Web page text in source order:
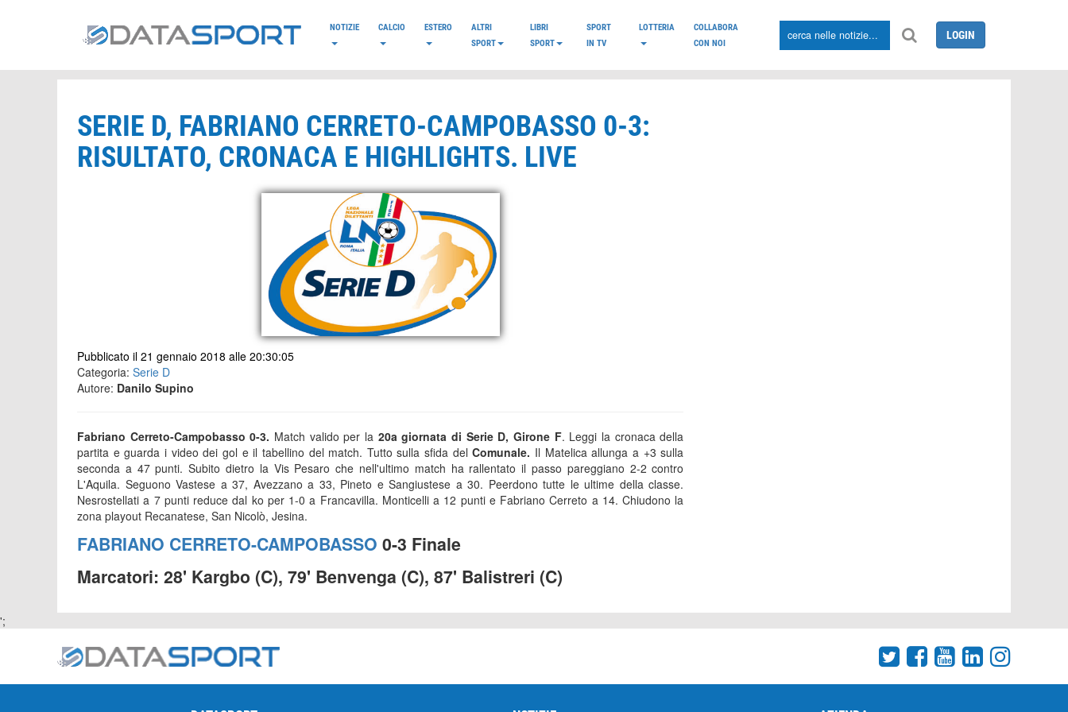
NOTIZIE CALCIO ESTERO
ALTRI
SPORT
LIBRI
SPORT
SPORT
IN TV
LOTTERIA
COLLABORA
CON NOI
LOGIN
SERIE D, FABRIANO CERRETO-CAMPOBASSO 0-3:
RISULTATO, CRONACA E HIGHLIGHTS. LIVE
Pubblicato il 21 gennaio 2018 alle 20:30:05
Categoria: Serie D
Autore: Danilo Supino
Fabriano Cerreto-Campobasso 0-3. Match valido per la 20a giornata di Serie D, Girone F. Leggi la cronaca della
partita e guarda i video dei gol e il tabellino del match. Tutto sulla sfida delComunale. Il Matelica allunga a +3 sulla
seconda a 47 punti. Subito dietro la Vis Pesaro che nell'ultimo match ha rallentato il passo pareggiano 2-2 contro
L'Aquila. Seguono Vastese a 37, Avezzano a 33, Pineto e Sangiustese a 30. Peerdono tutte le ultime della classe.
Nesrostellati a 7 punti reduce dal ko per 1-0 a Francavilla. Monticelli a 12 punti e Fabriano Cerreto a 14. Chiudono la
zona playout Recanatese, San Nicolò, Jesina.
FABRIANO CERRETO-CAMPOBASSO 0-3 Finale
Marcatori: 28' Kargbo (C), 79' Benvenga (C), 87' Balistreri (C)
';